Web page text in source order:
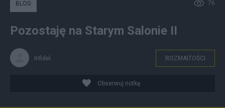
76
BLOG
Pozostaję na Starym Salonie II
Infidel. ROZMAITOŚCI
Obserwuj notkę